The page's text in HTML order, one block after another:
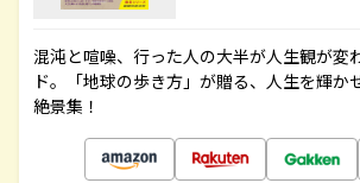
混沌と喧噪、行った人の大半が人生観が変
ド。「地球の歩き方」が贈る、人生を輝か
絶景集！